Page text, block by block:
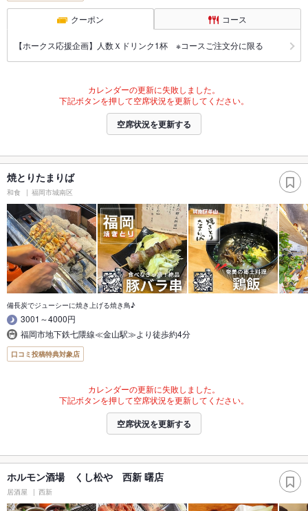
クーポン コース
【ホークス応援企画】人数Ｘドリンク1杯 ※コースご注文分に限る
カレンダーの更新に失敗しました。
下記ボタンを押して空席状況を更新してください。
空席状況を更新する
焼とりたまりば
和食 福岡市城南区
備長炭でジューシーに焼き上げる焼き鳥♪
3001～4000円
福岡市地下鉄七隈線≪金山駅≫より徒歩約4分
口コミ投稿特典対象店
カレンダーの更新に失敗しました。
下記ボタンを押して空席状況を更新してください。
空席状況を更新する
ホルモン酒場 くし松や 西新 曙店
居酒屋 西新